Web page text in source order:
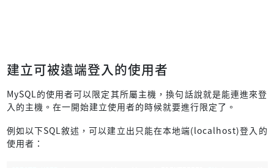
建立可被遠端登入的使用者
MySQL的使用者可以限定其所屬主機，換句話說就是能連進來登
入的主機。在一開始建立使用者的時候就要進行限定了。
例如以下SQL敘述，可以建立出只能在本地端(localhost)登入的
使用者：